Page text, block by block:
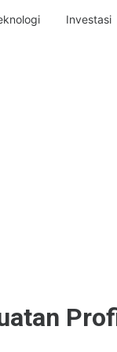
Investasi